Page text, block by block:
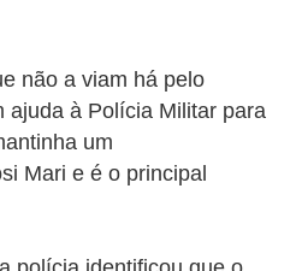
não a viam há pelo
ajuda à Polícia Militar para
um
Mari e é o principal